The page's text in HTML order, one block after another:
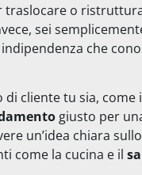
traslocare o
sei
che
di cliente tu sia, come
giusto per
un’idea chiara
come la cucina e il